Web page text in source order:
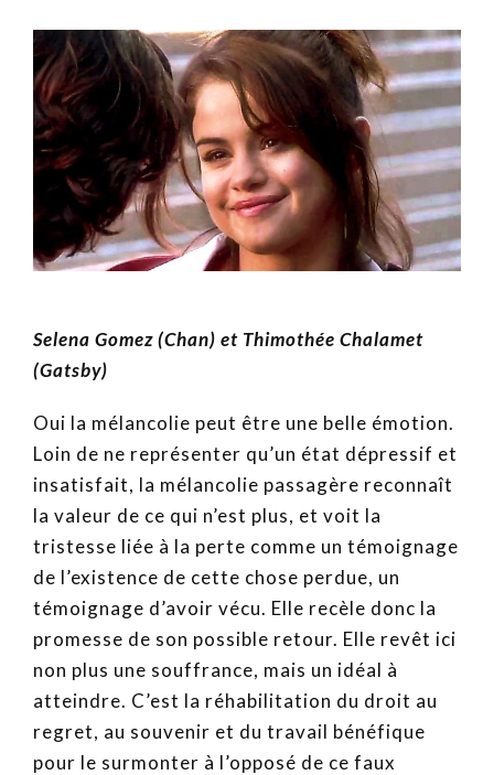
Selena Gomez (Chan) et Thimothée Chalamet
(Gatsby)
Oui la mélancolie peut être une belle émotion.
Loin de ne représenter qu’un état dépressif et
insatisfait, la mélancolie passagère reconnaît
la valeur de ce qui n’est plus, et voit la
tristesse liée à la perte comme un témoignage
de l’existence de cette chose perdue, un
témoignage d’avoir vécu. Elle recèle donc la
promesse de son possible retour. Elle revêt ici
non plus une souffrance, mais un idéal à
atteindre. C’est la réhabilitation du droit au
regret, au souvenir et du travail bénéfique
pour le surmonter à l’opposé de ce faux